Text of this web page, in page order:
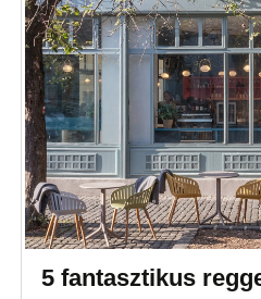
5 fantasztikus